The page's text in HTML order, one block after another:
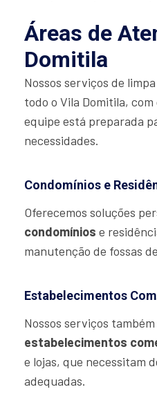
Áreas de
Domitila
Nossos serviços de
todo o Vila Domitila,
equipe está preparada
necessidades.
Condomínios e
Oferecemos soluções
condomínios e
manutenção de fossas
Estabelecimentos
Nossos serviços
estabelecimentos
e lojas, que necessitam
adequadas.